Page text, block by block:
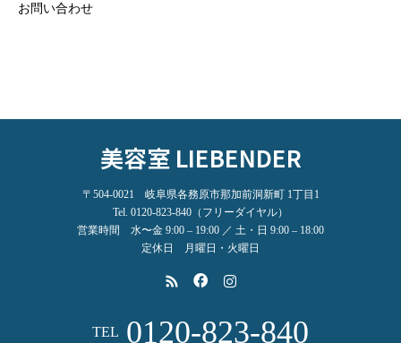
お問い合わせ
美容室 LIEBENDER
〒504-0021 岐阜県各務原市那加前洞新町 1丁目1
Tel. 0120-823-840（フリーダイヤル）
営業時間 水〜金 9:00 – 19:00 ／ 土・日 9:00 – 18:00
定休日 月曜日・火曜日
TEL 0120-823-840